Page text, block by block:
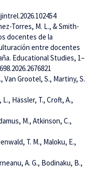
Torres, M. L., & Smith-
docentes de la
entre docentes
Educational Studies, 1–
Van Grootel, S., Martiny, S.
Hässler, T., Croft, A.,
M., Atkinson, C.,
T. M., Maloku, E.,
A. G., Bodinaku, B.,